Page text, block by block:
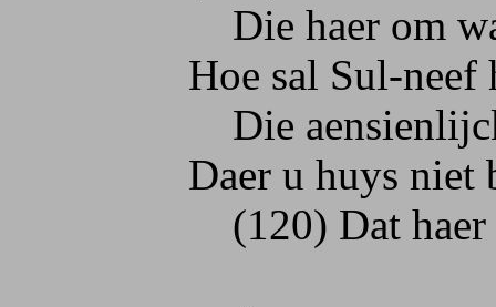
Die haer om wat
Hoe sal Sul-neef
Die aensienlijck
Daer u huys niet
(120) Dat haer